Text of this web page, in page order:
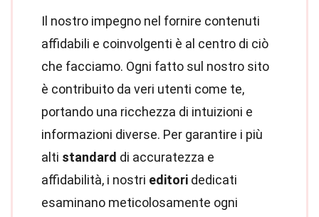
Il nostro impegno nel fornire contenuti
affidabili e coinvolgenti è al centro di ciò
che facciamo. Ogni fatto sul nostro sito
è contribuito da veri utenti come te,
portando una ricchezza di intuizioni e
informazioni diverse. Per garantire i più
alti standard di accuratezza e
affidabilità, i nostri editori dedicati
esaminano meticolosamente ogni